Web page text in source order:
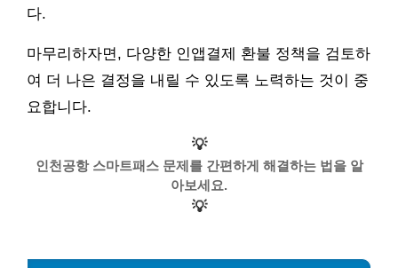
다.
마무리하자면, 다양한 인앱결제 환불 정책을 검토하
여 더 나은 결정을 내릴 수 있도록 노력하는 것이 중
요합니다.
💡
인천공항 스마트패스 문제를 간편하게 해결하는 법을 알
아보세요.
💡